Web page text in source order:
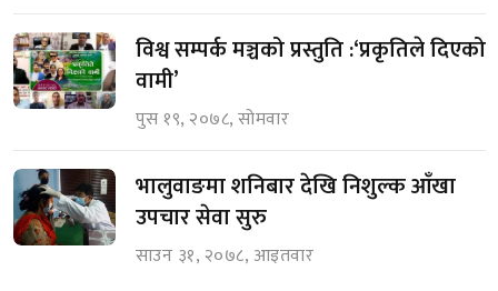
विश्व सम्पर्क मञ्चको प्रस्तुति :‘प्रकृतिले दिएको
वामी’
पुस १९, २०७८, सोमवार
भालुवाङमा शनिबार देखि निशुल्क आँखा
उपचार सेवा सुरु
साउन ३१, २०७८, आइतवार